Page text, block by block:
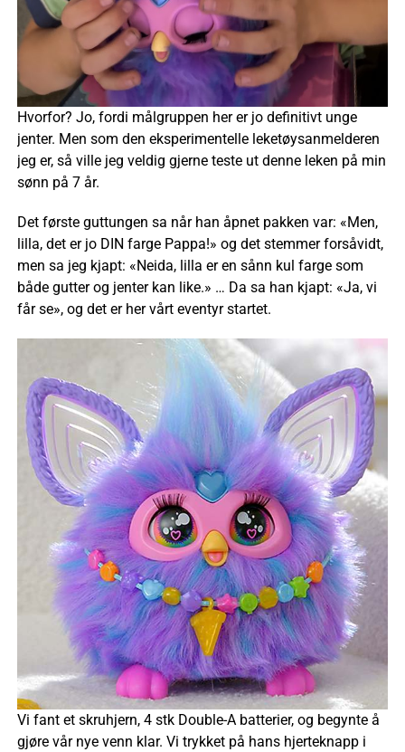
Hvorfor? Jo, fordi målgruppen her er jo definitivt unge
jenter. Men som den eksperimentelle leketøysanmelderen
jeg er, så ville jeg veldig gjerne teste ut denne leken på min
sønn på 7 år.
Det første guttungen sa når han åpnet pakken var: «Men,
lilla, det er jo DIN farge Pappa!» og det stemmer forsåvidt,
men sa jeg kjapt: «Neida, lilla er en sånn kul farge som
både gutter og jenter kan like.» … Da sa han kjapt: «Ja, vi
får se», og det er her vårt eventyr startet.
Vi fant et skruhjern, 4 stk Double-A batterier, og begynte å
gjøre vår nye venn klar. Vi trykket på hans hjerteknapp i